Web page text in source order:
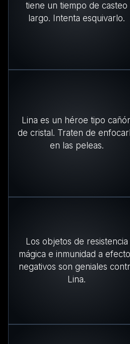
tiene un tiempo de casteo
largo. Intenta esquivarlo.
Lina es un héroe tipo
de cristal. Traten de
en las peleas.
Los objetos de resistencia
mágica e inmunidad a
negativos son geniales
Lina.